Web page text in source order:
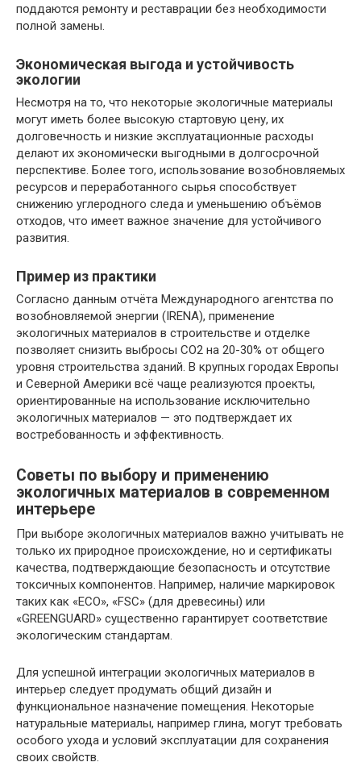
поддаются ремонту и реставрации без необходимости
полной замены.
Экономическая выгода и устойчивость
экологии
Несмотря на то, что некоторые экологичные материалы
могут иметь более высокую стартовую цену, их
долговечность и низкие эксплуатационные расходы
делают их экономически выгодными в долгосрочной
перспективе. Более того, использование возобновляемых
ресурсов и переработанного сырья способствует
снижению углеродного следа и уменьшению объёмов
отходов, что имеет важное значение для устойчивого
развития.
Пример из практики
Согласно данным отчёта Международного агентства по
возобновляемой энергии (IRENA), применение
экологичных материалов в строительстве и отделке
позволяет снизить выбросы CO2 на 20-30% от общего
уровня строительства зданий. В крупных городах Европы
и Северной Америки всё чаще реализуются проекты,
ориентированные на использование исключительно
экологичных материалов — это подтверждает их
востребованность и эффективность.
Советы по выбору и применению
экологичных материалов в современном
интерьере
При выборе экологичных материалов важно учитывать не
только их природное происхождение, но и сертификаты
качества, подтверждающие безопасность и отсутствие
токсичных компонентов. Например, наличие маркировок
таких как «ECO», «FSC» (для древесины) или
«GREENGUARD» существенно гарантирует соответствие
экологическим стандартам.
Для успешной интеграции экологичных материалов в
интерьер следует продумать общий дизайн и
функциональное назначение помещения. Некоторые
натуральные материалы, например глина, могут требовать
особого ухода и условий эксплуатации для сохранения
своих свойств.